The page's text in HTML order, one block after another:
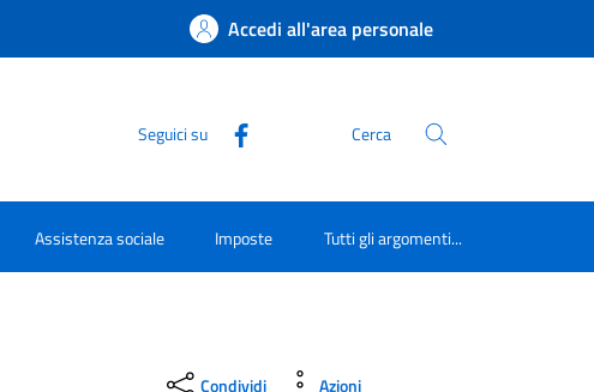
Accedi all'area personale
Seguici su Cerca
Assistenza sociale Imposte Tutti gli argomenti...
Condividi Azioni